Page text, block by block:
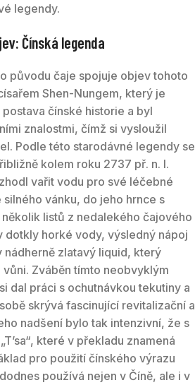
legendy.
Čínská legenda
původu čaje spojuje objev tohoto
Shen-Nungem, který je
čínské historie a byl
znalostmi, čímž si vysloužil
Podle této starodávné legendy se
kolem roku 2737 př. n. l.
vařit vodu pro své léčebné
vánku, do jeho hrnce s
listů z nedalekého čajového
dotkly horké vody, výsledný nápoj
nádherně zlatavý liquid, který
Zváběn tímto neobvyklým
dal práci s ochutnávkou tekutiny a
skrývá fascinující revitalizační a
nadšení bylo tak intenzivní, že s
které v překladu znamená
pro použití čínského výrazu
používá nejen v Číně, ale i v